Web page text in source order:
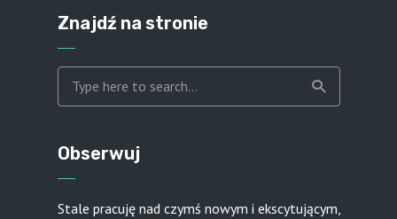
Znajdź na stronie
Obserwuj
Stale pracuję nad czymś nowym i ekscytującym,